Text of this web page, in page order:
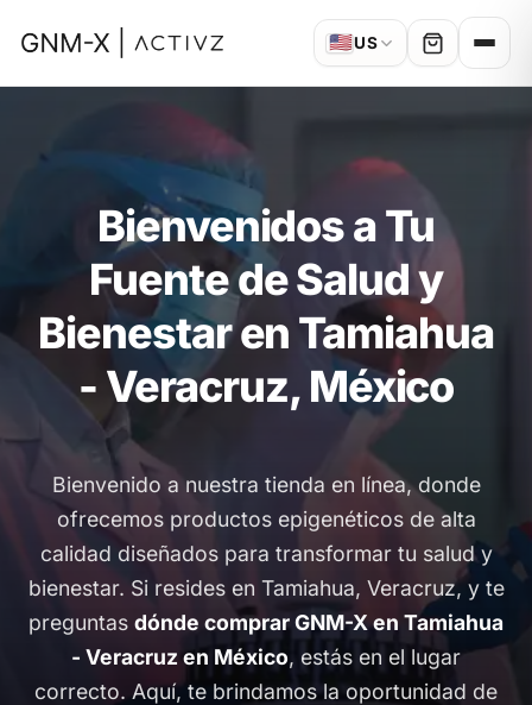
🇺🇸US
Bienvenidos a Tu
Fuente de Salud y
Bienestar en Tamiahua
- Veracruz, México
Bienvenido a nuestra tienda en línea, donde
ofrecemos productos epigenéticos de alta
calidad diseñados para transformar tu salud y
bienestar. Si resides en Tamiahua, Veracruz, y te
preguntas dónde comprar GNM-X en Tamiahua
- Veracruz en México, estás en el lugar
correcto. Aquí, te brindamos la oportunidad de